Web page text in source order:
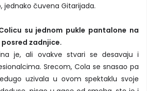
jednako čuvena Gitarijada.
su jednom pukle pantalone na
zadnjice.
je, ali ovakve stvari se desavaju i
Srecom, Cola se snasao pa
uzivala u ovom spektaklu svoje